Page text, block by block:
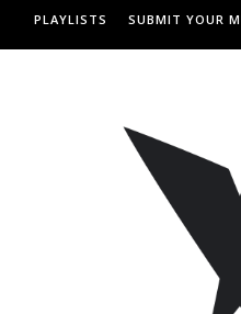
PLAYLISTS SUBMIT YOUR